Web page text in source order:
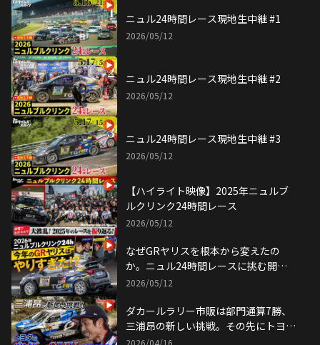
ニュル24時間レース現地生中継 #1
2026/05/12
ニュル24時間レース現地生中継 #2
2026/05/12
ニュル24時間レース現地生中継 #3
2026/05/12
【ハイライト映像】2025年ニュルブ
ルクリンク24時間レース
2026/05/12
なぜGRヤリスを根本から変えたの
か。ニュル24時間レースに挑む開発
現場の舞台裏
2026/05/12
ダカールラリー市販は部門通算7勝、
三浦昂の新しい挑戦。その先にトヨタ
のSUVの未来が！
2026/04/16